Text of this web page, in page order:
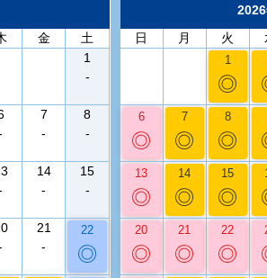
金
土
1
-
7
-
8
-
14
-
15
-
21
-
22
◎
日
月 火
1
◎
6
◎
7
◎
8
◎
13
◎
14
◎
15
◎
20
◎
21
◎
22
◎